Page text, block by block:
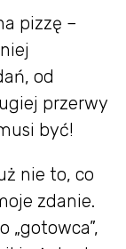
pizzę –
od
przerwy
być!
nie to, co
zdanie.
„gotowca”,